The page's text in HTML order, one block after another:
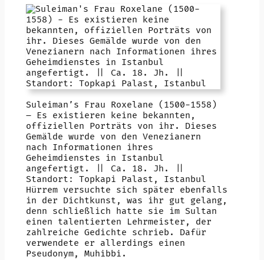
Suleiman’s Frau Roxelane (1500-1558)
– Es existieren keine bekannten,
offiziellen Porträts von ihr. Dieses
Gemälde wurde von den Venezianern
nach Informationen ihres
Geheimdienstes in Istanbul
angefertigt. || Ca. 18. Jh. ||
Standort: Topkapi Palast, Istanbul
Hürrem versuchte sich später ebenfalls
in der Dichtkunst, was ihr gut gelang,
denn schließlich hatte sie im Sultan
einen talentierten Lehrmeister, der
zahlreiche Gedichte schrieb. Dafür
verwendete er allerdings einen
Pseudonym, Muhibbi.